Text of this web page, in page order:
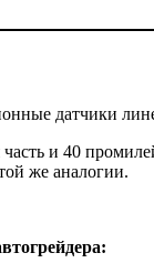
датчики
и 40
же аналогии.